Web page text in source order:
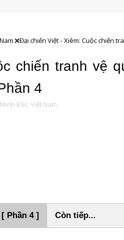
Đại chiến Việt - Xiêm: Cuộc chiến
chiến tranh vệ
4
Minh Bảo, Việt Nam,
[ Phần 4 ] Còn tiếp...